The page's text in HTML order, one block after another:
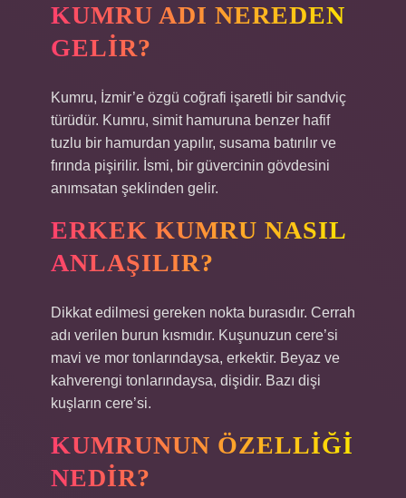
KUMRU ADI NEREDEN
GELIR?
Kumru, İzmir’e özgü coğrafi işaretli bir sandviç
türüdür. Kumru, simit hamuruna benzer hafif
tuzlu bir hamurdan yapılır, susama batırılır ve
fırında pişirilir. İsmi, bir güvercinin gövdesini
anımsatan şeklinden gelir.
ERKEK KUMRU NASIL
ANLAŞILIR?
Dikkat edilmesi gereken nokta burasıdır. Cerrah
adı verilen burun kısmıdır. Kuşunuzun cere’si
mavi ve mor tonlarındaysa, erkektir. Beyaz ve
kahverengi tonlarındaysa, dişidir. Bazı dişi
kuşların cere’si.
KUMRUNUN ÖZELLIĞI
NEDIR?